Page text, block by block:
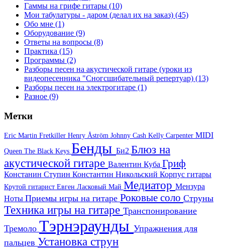
Гаммы на грифе гитары (10)
Мои табулатуры - даром (делал их на заказ) (45)
Обо мне (1)
Оборудование (9)
Ответы на вопросы (8)
Практика (15)
Программы (2)
Разборы песен на акустической гитаре (уроки из
видеопесенника "Сногсшибательный репертуар) (13)
Разборы песен на электрогитаре (1)
Разное (9)
Метки
Eric Martin Fretkiller Henry Åström Johnny Cash Kelly Carpenter MIDI
Queen The Black Keys Бенды Би2 Блюз на
акустической гитаре Валентин Куба Гриф
Констанин Ступин Константин Никольский Корпус гитары
Крутой гитарист Евген Ласковый Май Медиатор Мензура
Ноты Приемы игры на гитаре Роковые соло Струны
Техника игры на гитаре Транспонирование
Тремоло Тэрнэраунды Упражнения для
пальцев Установка струн